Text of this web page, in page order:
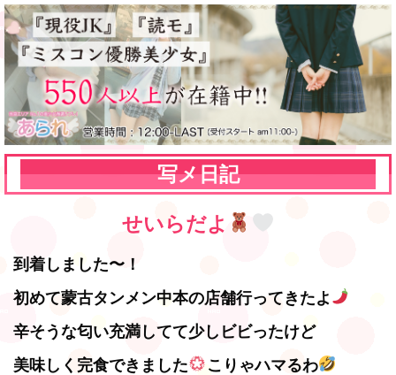
写メ日記
せいらだよ
到着しました〜！
初めて蒙古タンメン中本の店舗行ってきたよ
辛そうな匂い充満してて少しビビったけど
美味しく完食できました
こりゃハマるわ